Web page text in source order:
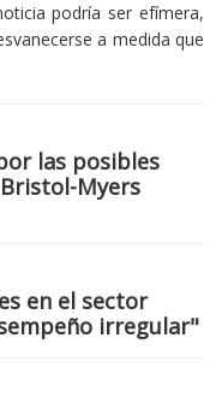
podría ser efímera,
a medida que
las posibles
Myers
en el sector
irregular"